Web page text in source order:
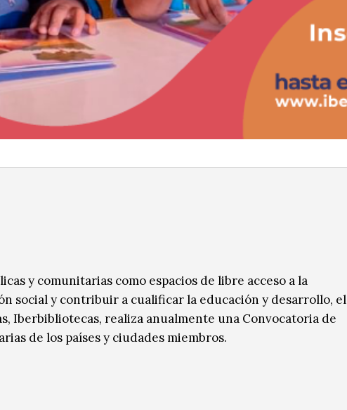
y comunitarias como espacios de libre acceso a la
social y contribuir a cualificar la educación y desarrollo, el
Iberbibliotecas, realiza anualmente una Convocatoria de
de los países y ciudades miembros.